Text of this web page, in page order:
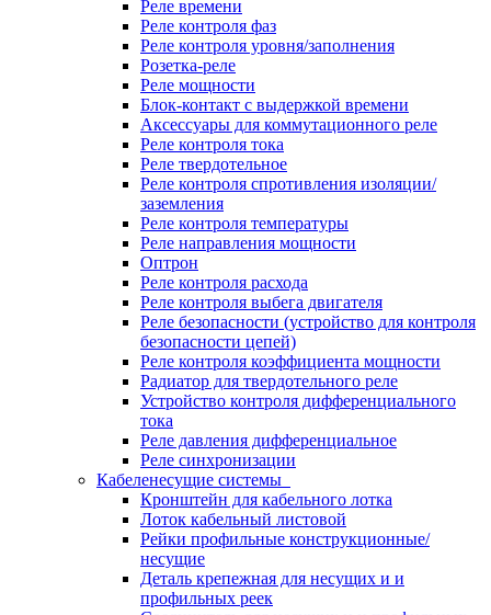
Реле времени
Реле контроля фаз
Реле контроля уровня/заполнения
Розетка-реле
Реле мощности
Блок-контакт с выдержкой времени
Аксессуары для коммутационного реле
Реле контроля тока
Реле твердотельное
Реле контроля спротивления изоляции/
заземления
Реле контроля температуры
Реле направления мощности
Оптрон
Реле контроля расхода
Реле контроля выбега двигателя
Реле безопасности (устройство для контроля
безопасности цепей)
Реле контроля коэффициента мощности
Радиатор для твердотельного реле
Устройство контроля дифференциального
тока
Реле давления дифференциальное
Реле синхронизации
Кабеленесущие системы
Кронштейн для кабельного лотка
Лоток кабельный листовой
Рейки профильные конструкционные/
несущие
Деталь крепежная для несущих и и
профильных реек